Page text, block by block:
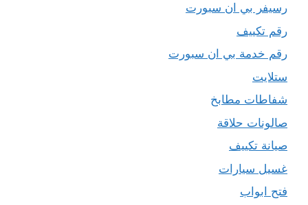
رسيفر بي ان سبورت
رقم تكييف
رقم خدمة بي ان سبورت
ستلايت
شفاطات مطابخ
صالونات حلاقة
صيانة تكييف
غسيل سيارات
فتح ابواب